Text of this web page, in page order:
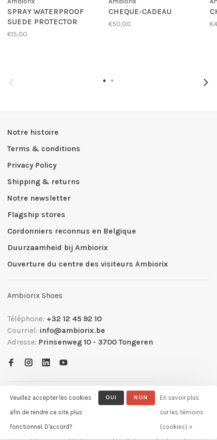
SPRAY WATERPROOF
SUEDE PROTECTOR
€15,00
CHEQUE-CADEAU
€50,00
Notre histoire
Terms & conditions
Privacy Policy
Shipping & returns
Notre newsletter
Flagship stores
Cordonniers reconnus en Belgique
Duurzaamheid bij Ambiorix
Ouverture du centre des visiteurs Ambiorix
Ambiorix Shoes
Téléphone: +32 12 45 92 10
Courriel: info@ambiorix.be
Adresse: Prinsenweg 10 - 3700 Tongeren
Veuillez accepter les cookies
afin de rendre ce site plus
fonctionnel. D'accord?
OUI NON
En savoir plus
sur les témoins
(cookies) »